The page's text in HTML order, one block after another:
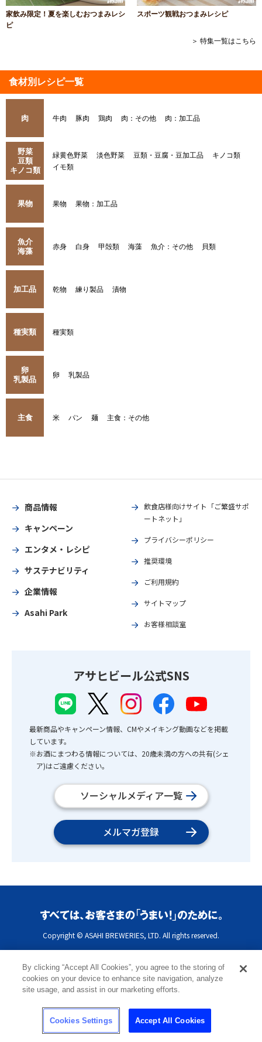
家飲み限定！夏を楽しむおつまみレシ
ピ
スポーツ観戦おつまみレシピ
＞ 特集一覧はこちら
食材別レシピ一覧
肉 牛肉 豚肉 鶏肉 肉：その他 肉：加工品
野菜
豆類
キノコ類
緑黄色野菜 淡色野菜 豆類・豆腐・豆加工品
キノコ類
イモ類
果物 果物 果物：加工品
魚介
海藻
赤身 白身 甲殻類 海藻 魚介：その他 貝類
加工品 乾物 練り製品 漬物
種実類 種実類
卵
乳製品
卵 乳製品
主食 米 パン 麺 主食：その他
商品情報
キャンペーン
エンタメ・レシピ
サステナビリティ
企業情報
Asahi Park
飲食店様向けサイト「ご繁盛サポ
ートネット」
プライバシーポリシー
推奨環境
ご利用規約
サイトマップ
お客様相談室
アサヒビール公式SNS
最新商品やキャンペーン情報、CMやメイキング動画などを掲載
しています。
※お酒にまつわる情報については、20歳未満の方への共有(シェ
ア)はご遠慮ください。
ソーシャルメディア一覧
メルマガ登録
Copyright © ASAHI BREWERIES, LTD. All rights reserved.
By clicking “Accept All Cookies”, you agree to the storing of
cookies on your device to enhance site navigation, analyze
site usage, and assist in our marketing efforts.
Cookies Settings Accept All Cookies